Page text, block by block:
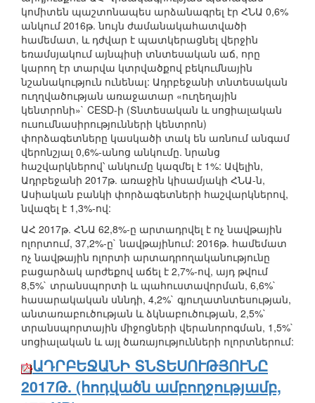
կոմիտեն պաշտոնապես արձանագրել էր ՀՆԱ 0,6%
անկում 2016թ. նույն ժամանակահատվածի
համեմատ, և դժվար է պատկերացնել վերջին
եռամսյակում այնպիսի տնտեսական աճ, որը
կարող էր տարվա կտրվածքով բեկումնային
նշանակություն ունենալ: Ադրբեջանի տնտեսական
ուղղվածության առաջատար «ուղեղային
կենտրոնի»` CESD-ի (Տնտեսական և սոցիալական
ուսումնասիրությունների կենտրոն)
փորձագետները կասկածի տակ են առնում անգամ
վերոնշյալ 0,6%-անոց անկումը. նրանց
հաշվարկներով՝ անկումը կազմել է 1%: Ավելին,
Ադրբեջանի 2017թ. առաջին կիսամյակի ՀՆԱ-ն,
Ասիական բանկի փորձագետների հաշվարկներով,
նվազել է 1,3%-ով:
ԱՀ 2017թ. ՀՆԱ 62,8%-ը արտադրվել է ոչ նավթային
ոլորտում, 37,2%-ը` նավթայինում: 2016թ. համեմատ
ոչ նավթային ոլորտի արտադրողականությունը
բացարձակ արժեքով աճել է 2,7%-ով, այդ թվում
8,5%` տրանսպորտի և պահուստավորման, 6,6%`
հասարակական սննդի, 4,2%` գյուղատնտեսության,
անտառաբուծության և ձկնաբուծության, 2,5%`
տրանսպորտային միջոցների վերանորոգման, 1,5%`
սոցիալական և այլ ծառայությունների ոլորտներում:
ԱԴՐԲԵՋԱՆԻ ՏՆՏԵՍՈՒԹՅՈՒՆԸ
2017Թ. (հոդվածն ամբողջությամբ,